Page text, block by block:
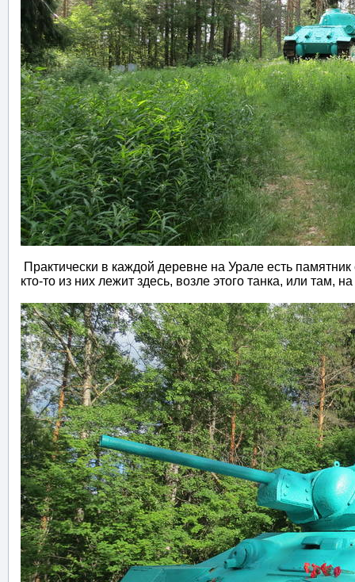
Практически в каждой деревне на Урале есть
кто-то из них лежит здесь, возле этого танка, или там,